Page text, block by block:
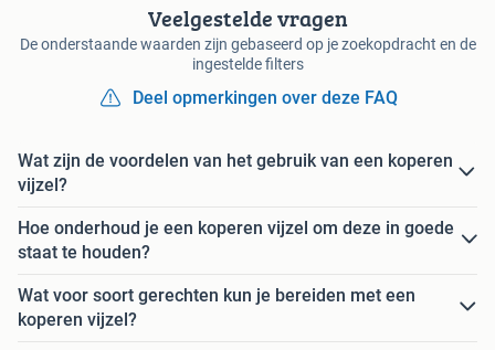
Veelgestelde vragen
De onderstaande waarden zijn gebaseerd op je zoekopdracht en de
ingestelde filters
Deel opmerkingen over deze FAQ
Wat zijn de voordelen van het gebruik van een koperen
vijzel?
Hoe onderhoud je een koperen vijzel om deze in goede
staat te houden?
Wat voor soort gerechten kun je bereiden met een
koperen vijzel?